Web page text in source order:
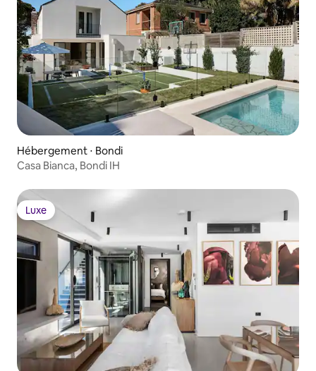
Hébergement ⋅ Bondi
Casa Bianca, Bondi IH
Luxe
Luxe